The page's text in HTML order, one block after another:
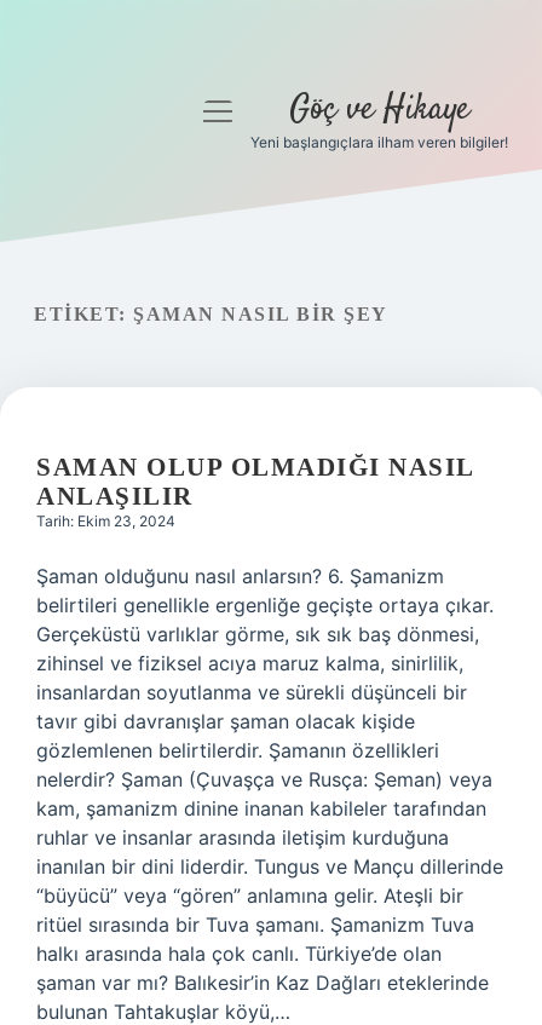
Gizlilik Politikası
menüyü
Göç ve Hikaye
Yeni başlangıçlara ilham veren bilgiler!
ETIKET: ŞAMAN NASIL BIR ŞEY
SAMAN OLUP OLMADIĞI NASIL
ANLAŞILIR
Tarih: Ekim 23, 2024
Şaman olduğunu nasıl anlarsın? 6. Şamanizm
belirtileri genellikle ergenliğe geçişte ortaya çıkar.
Gerçeküstü varlıklar görme, sık sık baş dönmesi,
zihinsel ve fiziksel acıya maruz kalma, sinirlilik,
insanlardan soyutlanma ve sürekli düşünceli bir
tavır gibi davranışlar şaman olacak kişide
gözlemlenen belirtilerdir. Şamanın özellikleri
nelerdir? Şaman (Çuvaşça ve Rusça: Şeman) veya
kam, şamanizm dinine inanan kabileler tarafından
ruhlar ve insanlar arasında iletişim kurduğuna
inanılan bir dini liderdir. Tungus ve Mançu dillerinde
“büyücü” veya “gören” anlamına gelir. Ateşli bir
ritüel sırasında bir Tuva şamanı. Şamanizm Tuva
halkı arasında hala çok canlı. Türkiye’de olan
şaman var mı? Balıkesir’in Kaz Dağları eteklerinde
bulunan Tahtakuşlar köyü,…